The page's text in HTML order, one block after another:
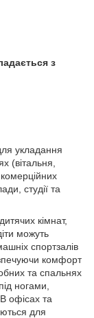
з
укладання
(вітальня,
студії та
кімнат,
можуть
спортзалів
комфорт
та спальнях
ногами,
офісах та
для